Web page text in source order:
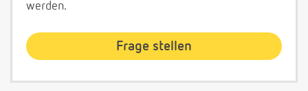
werden.